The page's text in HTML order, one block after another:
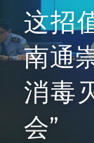
库存保
智能硬
免费试用
关于我们
简体中文
简体
这招
南通
消毒
会”